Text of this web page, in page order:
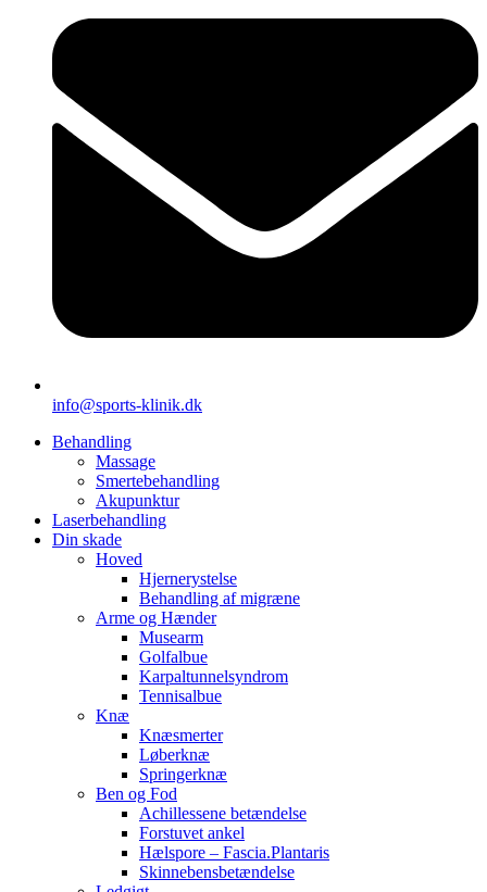
info@sports-klinik.dk
Behandling
Massage
Smertebehandling
Akupunktur
Laserbehandling
Din skade
Hoved
Hjernerystelse
Behandling af migræne
Arme og Hænder
Musearm
Golfalbue
Karpaltunnelsyndrom
Tennisalbue
Knæ
Knæsmerter
Løberknæ
Springerknæ
Ben og Fod
Achillessene betændelse
Forstuvet ankel
Hælspore – Fascia.Plantaris
Skinnebensbetændelse